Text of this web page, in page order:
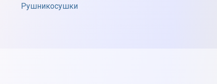
Рушникосушки